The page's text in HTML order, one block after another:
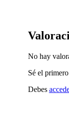
No hay
Sé el
Debes